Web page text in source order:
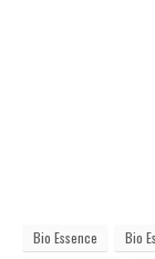
Bio Essence Bio